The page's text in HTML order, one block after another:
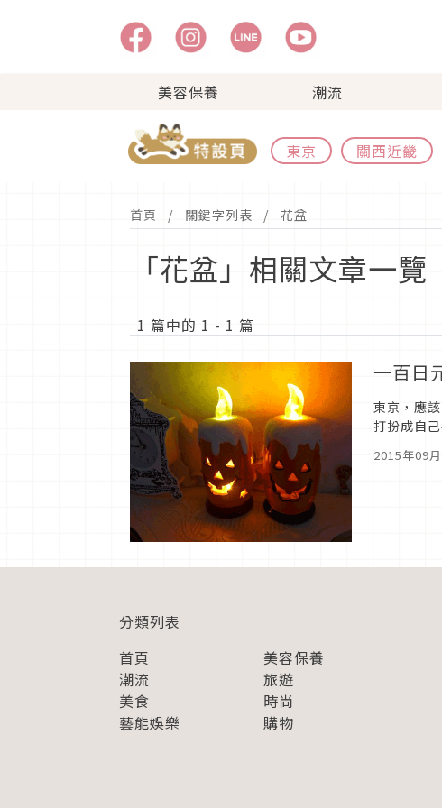
美容保養 潮流
東京 關西近畿
首頁 關鍵字列表 花盆
「花盆」相關文章一覽
1 篇中的 1 - 1 篇
一百日
東京，應
打扮成自
要錯過平
2015年09
分類列表
首頁
美容保養
潮流
旅遊
美食
時尚
藝能娛樂
購物